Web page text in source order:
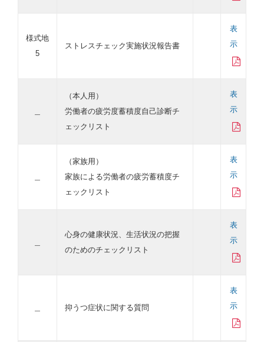
様式地
5
ストレスチェック実施状況報告書
表
示
（本人用）
労働者の疲労度蓄積度自己診断チ
ェックリスト
表
示
（家族用）
家族による労働者の疲労蓄積度チ
ェックリスト
表
示
心身の健康状況、生活状況の把握
のためのチェックリスト
表
示
抑うつ症状に関する質問
表
示